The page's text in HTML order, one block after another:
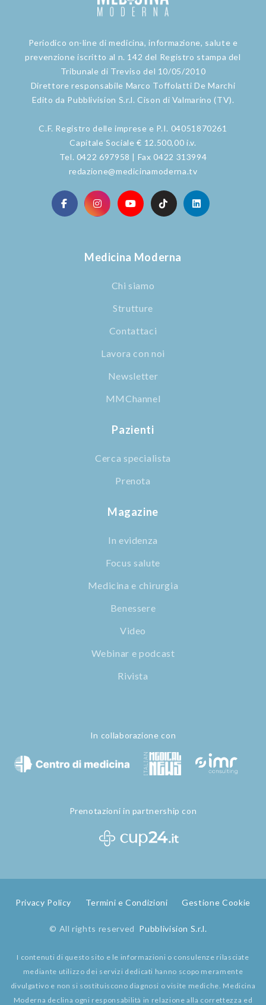
Periodico on-line di medicina, informazione, salute e
prevenzione iscritto al n. 142 del Registro stampa del
Tribunale di Treviso del 10/05/2010
Direttore responsabile Marco Toffolatti De Marchi
Edito da Pubblivision S.r.l. Cison di Valmarino (TV).
C.F. Registro delle imprese e P.I. 04051870261
Capitale Sociale € 12.500,00 i.v.
Tel. 0422 697958 | Fax 0422 313994
redazione@medicinamoderna.tv
Medicina Moderna
Chi siamo
Strutture
Contattaci
Lavora con noi
Newsletter
MMChannel
Pazienti
Cerca specialista
Prenota
Magazine
In evidenza
Focus salute
Medicina e chirurgia
Benessere
Video
Webinar e podcast
Rivista
In collaborazione con
Prenotazioni in partnership con
Privacy Policy Termini e Condizioni Gestione Cookie
© All rights reserved Pubblivision S.r.l.
I contenuti di questo sito e le informazioni o consulenze rilasciate
mediante utilizzo dei servizi dedicati hanno scopo meramente
divulgativo e non si sostituiscono diagnosi o visite mediche. Medicina
Moderna declina ogni responsabilità in relazione alla correttezza ed